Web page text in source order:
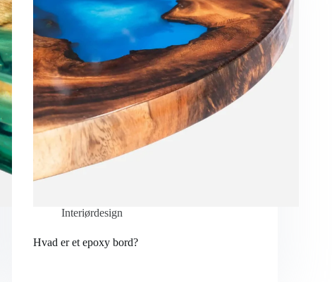
Interiørdesign
Hvad er et epoxy bord?